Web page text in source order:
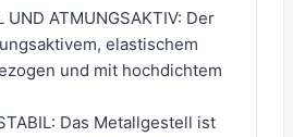
UND ATMUNGSAKTIV: Der
elastischem
und mit hochdichtem
Das Metallgestell ist